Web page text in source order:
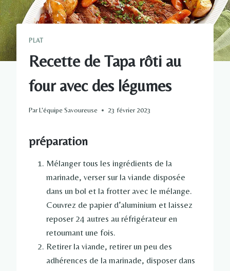
PLAT
Recette de Tapa rôti au
four avec des légumes
ParL'équipe Savoureuse 23 février 2023
préparation
Mélanger tous les ingrédients de la
marinade, verser sur la viande disposée
dans un bol et la frotter avec le mélange.
Couvrez de papier d’aluminium et laissez
reposer 24 autres au réfrigérateur en
retournant une fois.
Retirer la viande, retirer un peu des
adhérences de la marinade, disposer dans